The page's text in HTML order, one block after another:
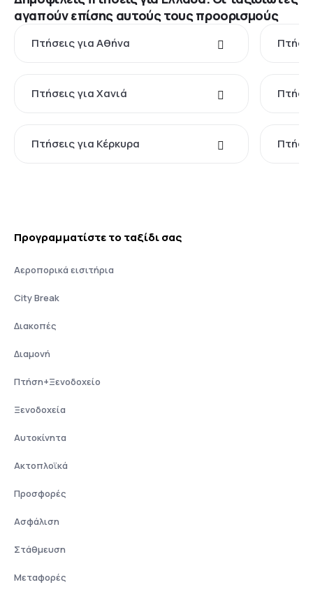
αγαπούν επίσης αυτούς τους προορισμούς
Πτήσεις για Αθήνα
Πτήσεις για Χανιά
Πτήσεις για Κέρκυρα
Προγραμματίστε το ταξίδι σας
Αεροπορικά εισιτήρια
City Break
Διακοπές
Διαμονή
Πτήση+Ξενοδοχείο
Ξενοδοχεία
Αυτοκίνητα
Ακτοπλοϊκά
Προσφορές
Ασφάλιση
Στάθμευση
Μεταφορές